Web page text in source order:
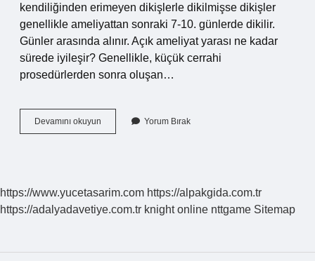
kendiliğinden erimeyen dikişlerle dikilmişse dikişler
genellikle ameliyattan sonraki 7-10. günlerde dikilir.
Günler arasında alınır. Açık ameliyat yarası ne kadar
sürede iyileşir? Genellikle, küçük cerrahi
prosedürlerden sonra oluşan…
Devamını okuyun Ameliyat
Sonrası
Sürede
Iyileşir
Yorum Bırak
https://www.yucetasarim.com https://alpakgida.com.tr
https://adalyadavetiye.com.tr knight online nttgame Sitemap